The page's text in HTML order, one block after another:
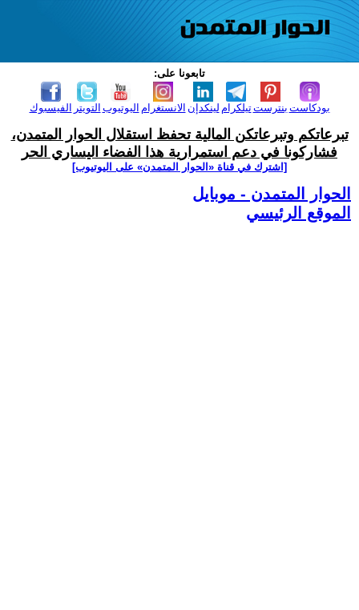
تابعونا على:
الفيسبوك التويتر اليوتيوب الانستغرام لينكدإن تيلكرامبنترست بودكاست
تبرعاتكم وتبرعاتكن المالية تحفظ استقلال الحوار المتمدن،
فشاركونا في دعم استمرارية هذا الفضاء اليساري الحر
[اشترك في قناة ‫«الحوار المتمدن» على اليوتيوب]
الحوار المتمدن - موبايل
الموقع الرئيسي